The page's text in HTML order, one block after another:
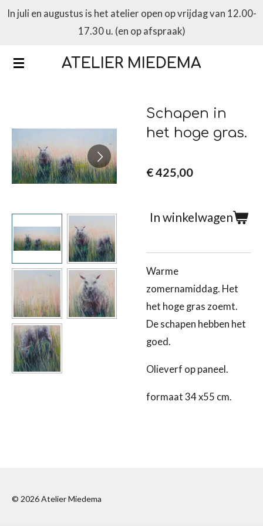
Ga
de
ATELIER MIEDEMA
In juli en augustus is het atelier open op vrijdag van 12.00-
17.30 u. (en op afspraak)
Schapen in
het hoge gras.
€ 425,00
In winkelwagen
Warme
zomernamiddag. Het
het hoge gras zoemt.
De schapen hebben het
goed.
Olieverf op paneel.
formaat 34 x55 cm.
© 2026 Atelier Miedema